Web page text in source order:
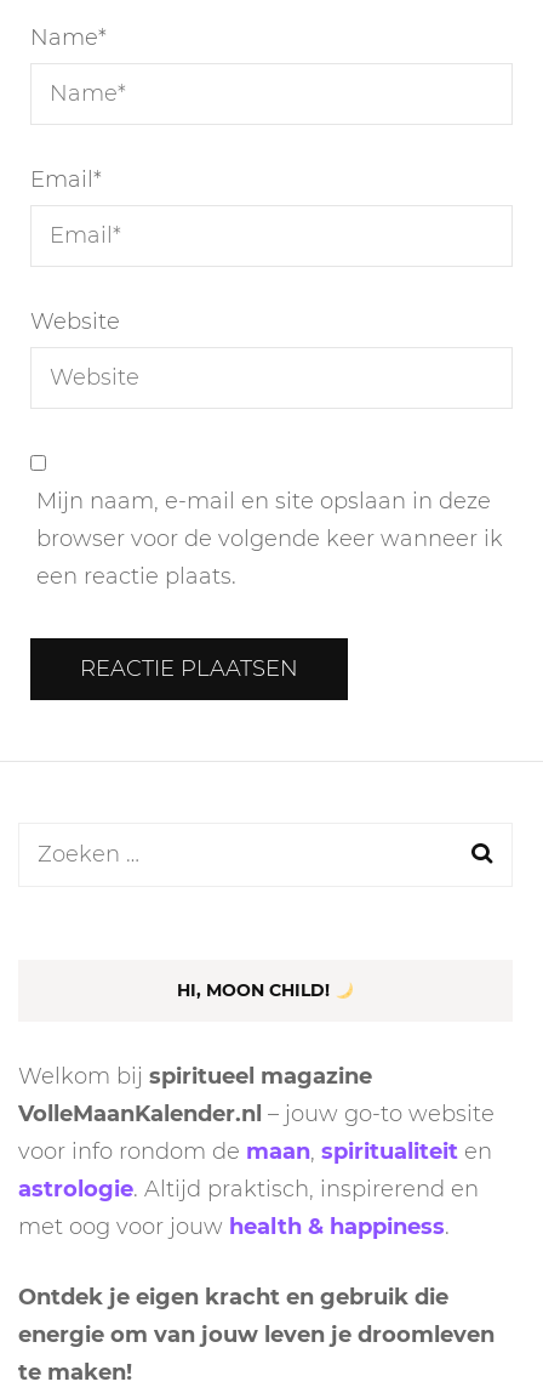
Name*
Email *
Website
Mijn naam, e-mail en site opslaan in deze
browser voor de volgende keer wanneer ik
een reactie plaats.
Zoeken
HI, MOON CHILD!
Welkom bij spiritueel magazine
VolleMaanKalender.nl – jouw go-to website
voor info rondom de maan, spiritualiteit en
astrologie. Altijd praktisch, inspirerend en
met oog voor jouw health & happiness.
Ontdek je eigen kracht en gebruik die
energie om van jouw leven je droomleven
te maken!